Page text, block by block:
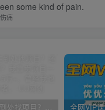
some kind of pain.
痛
你还在到处找项目？还在当韭菜？我靠卖项目一个月收入5万+，曾经我也是个失败者。